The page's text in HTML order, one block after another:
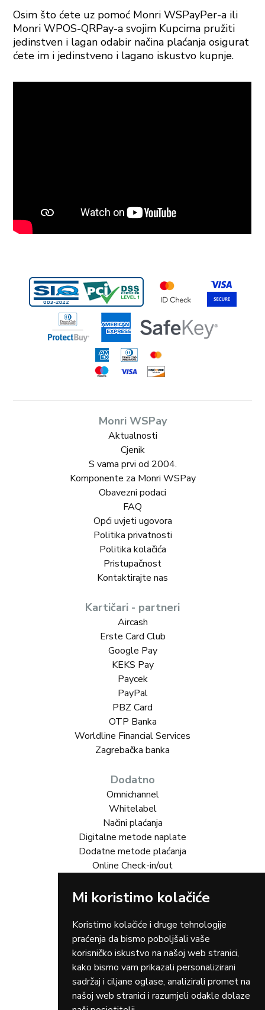
Mi koristimo kolačiće
Koristimo kolačiće i druge tehnologije
praćenja da bismo poboljšali vaše
korisničko iskustvo na našoj web stranici,
kako bismo vam prikazali personalizirani
sadržaj i ciljane oglase, analizirali promet na
našoj web stranici i razumjeli odakle dolaze
Osim što ćete uz pomoć Monri WSPayPer-a ili
Monri WPOS-QRPay-a svojim Kupcima pružiti
jedinstven i lagan odabir načina plaćanja osigurat
ćete im i jedinstveno i lagano iskustvo kupnje.
Monri WSPay
Aktualnosti
Cjenik
S vama prvi od 2004.
Komponente za Monri WSPay
Obavezni podaci
FAQ
Opći uvjeti ugovora
Politika privatnosti
Politika kolačića
Pristupačnost
Kontaktirajte nas
Kartičari - partneri
Aircash
Erste Card Club
Google Pay
KEKS Pay
Paycek
PayPal
PBZ Card
OTP Banka
Worldline Financial Services
Zagrebačka banka
Dodatno
Omnichannel
Whitelabel
Načini plaćanja
Digitalne metode naplate
Dodatne metode plaćanja
Online Check-in/out
Rješenja za vas
Turizam
Gastro
Rent-a-car
Dostava
Zdravstvo
Osiguranja